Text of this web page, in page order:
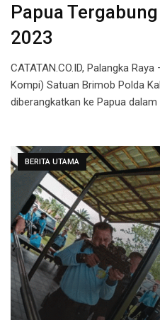
Papua
2023
CATATAN.CO.ID, Palangka
Kompi) Satuan Brimob Polda
diberangkatkan ke Papua dalam
BERITA UTAMA